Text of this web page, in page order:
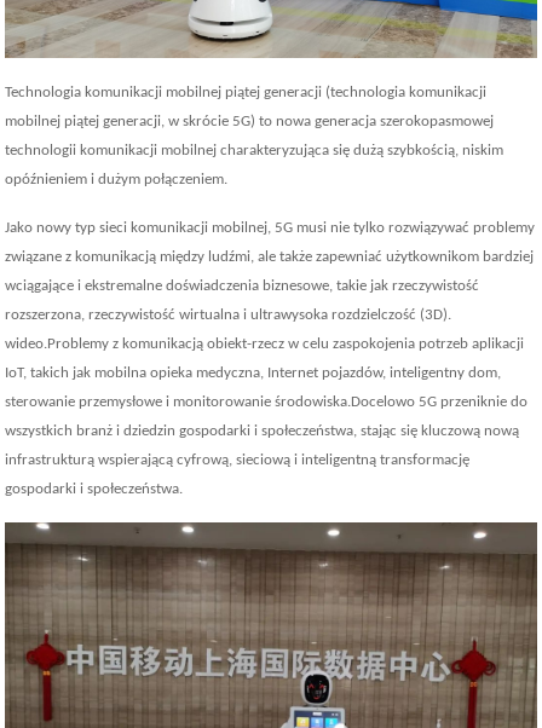
Technologia komunikacji mobilnej piątej generacji (technologia komunikacji
mobilnej piątej generacji, w skrócie 5G) to nowa generacja szerokopasmowej
technologii komunikacji mobilnej charakteryzująca się dużą szybkością, niskim
opóźnieniem i dużym połączeniem.
Jako nowy typ sieci komunikacji mobilnej, 5G musi nie tylko rozwiązywać problemy
związane z komunikacją między ludźmi, ale także zapewniać użytkownikom bardziej
wciągające i ekstremalne doświadczenia biznesowe, takie jak rzeczywistość
rozszerzona, rzeczywistość wirtualna i ultrawysoka rozdzielczość (3D).
wideo.Problemy z komunikacją obiekt-rzecz w celu zaspokojenia potrzeb aplikacji
IoT, takich jak mobilna opieka medyczna, Internet pojazdów, inteligentny dom,
sterowanie przemysłowe i monitorowanie środowiska.Docelowo 5G przeniknie do
wszystkich branż i dziedzin gospodarki i społeczeństwa, stając się kluczową nową
infrastrukturą wspierającą cyfrową, sieciową i inteligentną transformację
gospodarki i społeczeństwa.